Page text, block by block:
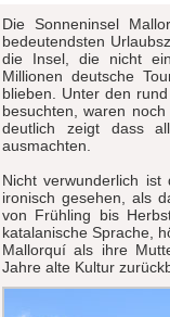
Die Sonneninsel
bedeutendsten
die Insel, die nicht
Millionen deutsche
blieben. Unter den
besuchten, waren
deutlich zeigt dass
ausmachten.
Nicht verwunderlich
ironisch gesehen, als
von Frühling bis
katalanische Sprache,
Mallorquí als ihre
Jahre alte Kultur